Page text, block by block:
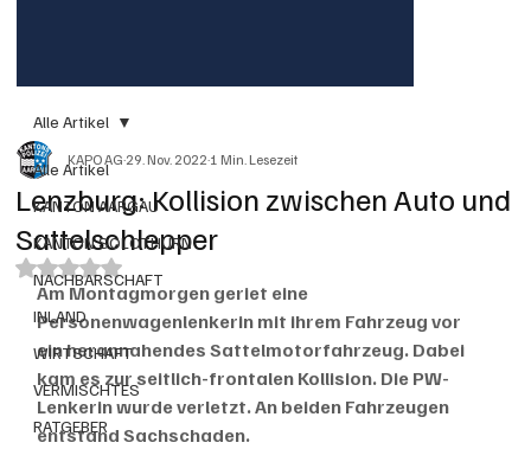
Alle Artikel
KANTON AARGAU
KANTON SOLOTHURN
NACHBARSCHAFT
INLAND
WIRTSCHAFT
VERMISCHTES
RATGEBER
Alle Artikel
Lenzburg: Kollision zwischen Auto und
Sattelschlepper
KAPO AG29. Nov. 20221 Min. Lesezeit
Mit NaN von 5 Sternen bewertet.
Am Montagmorgen geriet eine
Personenwagenlenkerin mit ihrem Fahrzeug vor
ein herannahendes Sattelmotorfahrzeug. Dabei
kam es zur seitlich-frontalen Kollision. Die PW-
Lenkerin wurde verletzt. An beiden Fahrzeugen
entstand Sachschaden.